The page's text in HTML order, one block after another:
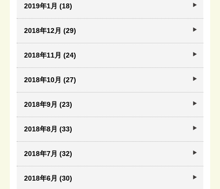
2019年1月 (18)
2018年12月 (29)
2018年11月 (24)
2018年10月 (27)
2018年9月 (23)
2018年8月 (33)
2018年7月 (32)
2018年6月 (30)